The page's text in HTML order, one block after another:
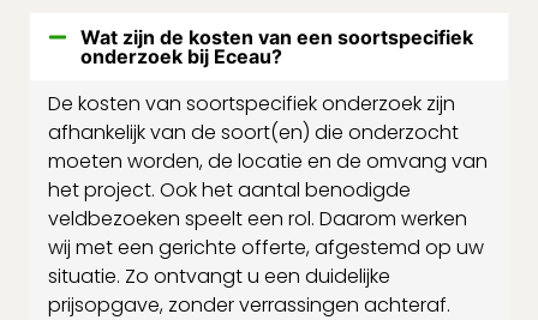
Wat zijn de kosten van een soortspecifiek
onderzoek bij Eceau?
De kosten van soortspecifiek onderzoek zijn
afhankelijk van de soort(en) die onderzocht
moeten worden, de locatie en de omvang van
het project. Ook het aantal benodigde
veldbezoeken speelt een rol. Daarom werken
wij met een gerichte offerte, afgestemd op uw
situatie. Zo ontvangt u een duidelijke
prijsopgave, zonder verrassingen achteraf.